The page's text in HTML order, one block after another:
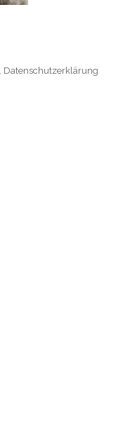
Datenschutzerklärung